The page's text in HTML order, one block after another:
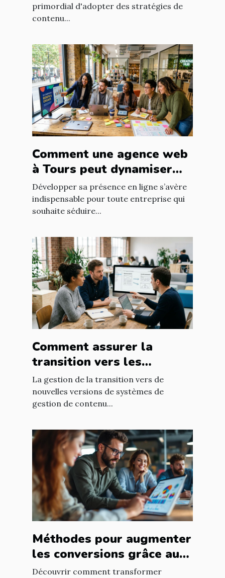
primordial d'adopter des stratégies de
contenu...
Comment une agence web
à Tours peut dynamiser
votre entreprise locale
Développer sa présence en ligne s’avère
indispensable pour toute entreprise qui
souhaite séduire...
Comment assurer la
transition vers les
nouvelles versions de
systèmes de gestion de
contenu ?
La gestion de la transition vers de
nouvelles versions de systèmes de
gestion de contenu...
Méthodes pour augmenter
les conversions grâce au
ciblage marketing
Découvrir comment transformer